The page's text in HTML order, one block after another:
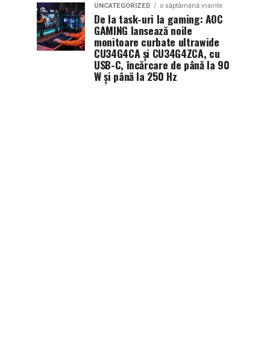
UNCATEGORIZED o săptămână inainte
De la task-uri la gaming: AOC
GAMING lansează noile
monitoare curbate ultrawide
CU34G4CA și CU34G4ZCA, cu
USB-C, încărcare de până la 90
W și până la 250 Hz